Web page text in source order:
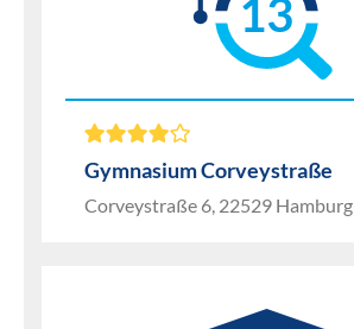
13
Gymnasium Corveystraße
Corveystraße 6, 22529 Hamburg